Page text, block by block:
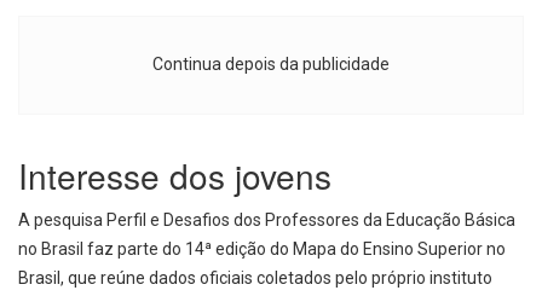
Continua depois da publicidade
Interesse dos jovens
A pesquisa Perfil e Desafios dos Professores da Educação Básica
no Brasil faz parte do 14ª edição do Mapa do Ensino Superior no
Brasil, que reúne dados oficiais coletados pelo próprio instituto